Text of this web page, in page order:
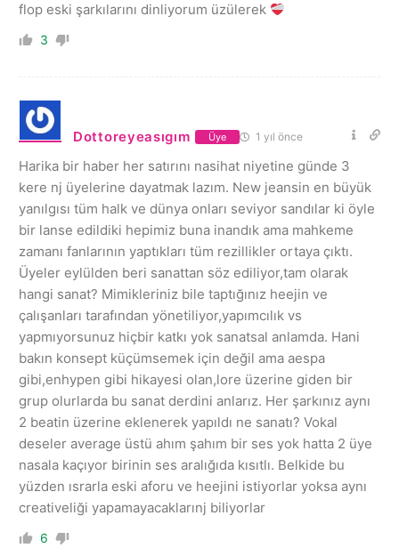
flop eski şarkılarını dinliyorum üzülerek
3
Dottoreyeasıgım Üye 1 yıl önce
Harika bir haber her satırını nasihat niyetine günde 3
kere nj üyelerine dayatmak lazım. New jeansin en büyük
yanılgısı tüm halk ve dünya onları seviyor sandılar ki öyle
bir lanse edildiki hepimiz buna inandık ama mahkeme
zamanı fanlarının yaptıkları tüm rezillikler ortaya çıktı.
Üyeler eylülden beri sanattan söz ediliyor,tam olarak
hangi sanat? Mimikleriniz bile taptığınız heejin ve
çalışanları tarafından yönetiliyor,yapımcılık vs
yapmıyorsunuz hiçbir katkı yok sanatsal anlamda. Hani
bakın konsept küçümsemek için değil ama aespa
gibi,enhypen gibi hikayesi olan,lore üzerine giden bir
grup olurlarda bu sanat derdini anlarız. Her şarkınız aynı
2 beatin üzerine eklenerek yapıldı ne sanatı? Vokal
deseler average üstü ahım şahım bir ses yok hatta 2 üye
nasala kaçıyor birinin ses aralığıda kısıtlı. Belkide bu
yüzden ısrarla eski aforu ve heejini istiyorlar yoksa aynı
creativeliği yapamayacaklarınj biliyorlar
6